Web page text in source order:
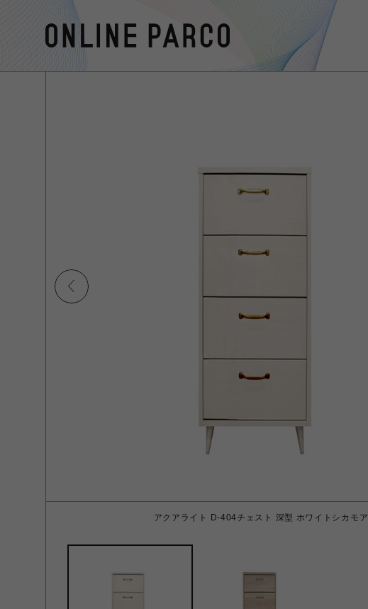
アクアライト D-404チェスト 深型 ホワイトシカモア